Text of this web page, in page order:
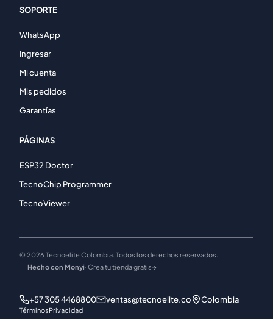
SOPORTE
WhatsApp
Ingresar
Mi cuenta
Mis pedidos
Garantías
PÁGINAS
ESP32 Doctor
TecnoChip Programmer
TecnoViewer
© 2026 Tecnoelite Colombia. Todos los derechos reservados.
Hecho con Monyi· Crea tu tienda gratis→
+57 305 4468800 ventas@tecnoelite.co Colombia
TérminosPrivacidad